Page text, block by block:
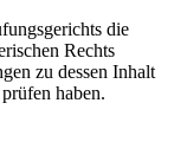
die
Rechts
zu dessen Inhalt
haben.